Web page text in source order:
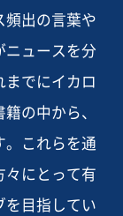
頻出の言葉や
ュースを分
でにイカロ
の中から、
。これらを通
々にとって有
を目指してい